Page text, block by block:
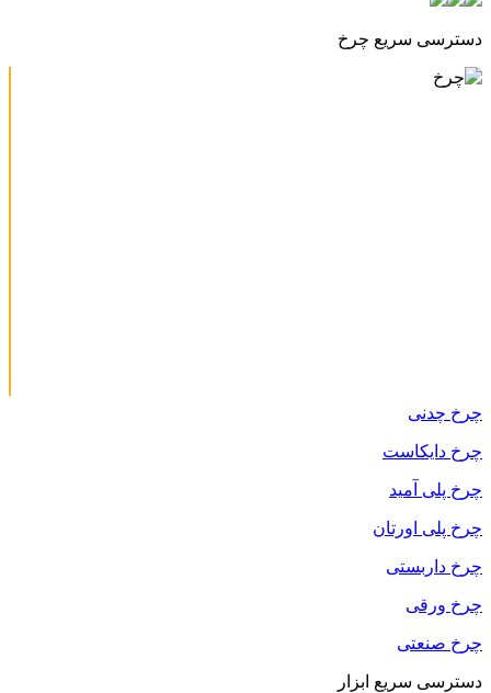
دسترسی سریع چرخ
چرخ چدنی
چرخ دایکاست
چرخ پلی آمید
چرخ پلی اورتان
چرخ داربستی
چرخ ورقی
چرخ صنعتی
دسترسی سریع ابزار